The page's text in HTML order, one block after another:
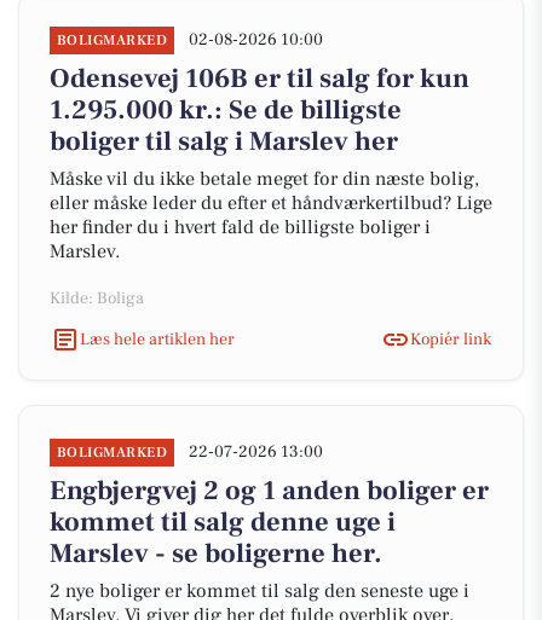
BOLIGMARKED 02-08-2026 10:00
Odensevej 106B er til salg for kun
1.295.000 kr.: Se de billigste
boliger til salg i Marslev her
Måske vil du ikke betale meget for din næste bolig,
eller måske leder du efter et håndværkertilbud? Lige
her finder du i hvert fald de billigste boliger i
Marslev.
Kilde: Boliga
Læs hele artiklen her
Kopiér link
BOLIGMARKED 22-07-2026 13:00
Engbjergvej 2 og 1 anden boliger er
kommet til salg denne uge i
Marslev - se boligerne her.
2 nye boliger er kommet til salg den seneste uge i
Marslev. Vi giver dig her det fulde overblik over,